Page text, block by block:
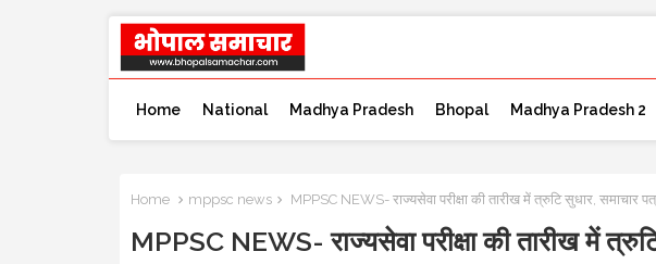
Home National Madhya Pradesh Bhopal Madhya Pradesh 2
Home mppsc news MPPSC NEWS- राज्यसेवा परीक्षा की तारीख में त्रुटि सुधार, समाचार
MPPSC NEWS- राज्यसेवा परीक्षा की तारीख में